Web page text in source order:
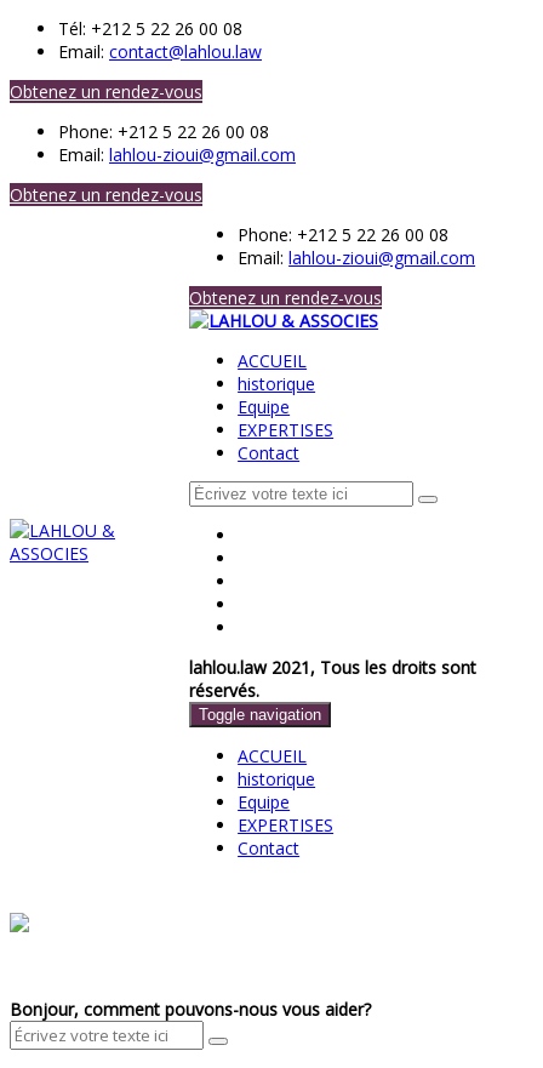
Tél: +212 5 22 26 00 08
Email: contact@lahlou.law
Obtenez un rendez-vous
Phone: +212 5 22 26 00 08
Email: lahlou-zioui@gmail.com
Obtenez un rendez-vous
Phone: +212 5 22 26 00 08
Email:lahlou-zioui@gmail.com
Obtenez un rendez-vous
ACCUEIL
historique
Equipe
EXPERTISES
Contact
lahlou.law 2021, Tous les droits sont
réservés.
Toggle navigation
ACCUEIL
historique
Equipe
EXPERTISES
Contact
Bonjour, comment pouvons-nous vous aider?